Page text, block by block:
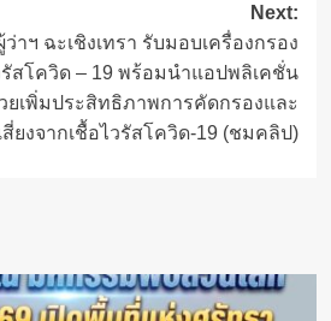
Next:
ว่าฯ ฉะเชิงเทรา รับมอบเครื่องกรอง
รัสโควิด – 19 พร้อมนำแอปพลิเคชั่น
ยเพิ่มประสิทธิภาพการคัดกรองและ
ยงจากเชื้อไวรัสโควิด-19 (ชมคลิป)